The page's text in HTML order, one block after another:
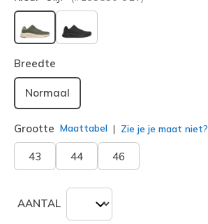
geselecteerd
Breedte
Normaal
Grootte Maattabel Zie je je maat niet?
43 44 46
AANTAL